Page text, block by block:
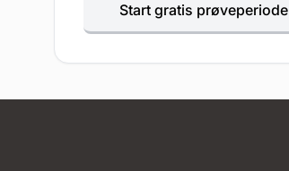
Start gratis prøveperiode